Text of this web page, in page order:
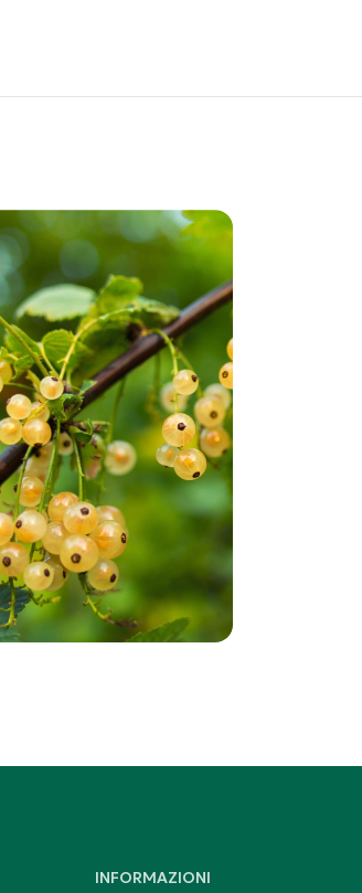
INFORMAZIONI